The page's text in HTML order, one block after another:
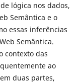
lógica nos dados,
Semântica e o
essas inferências
Semântica.
contexto das
ao
duas partes,